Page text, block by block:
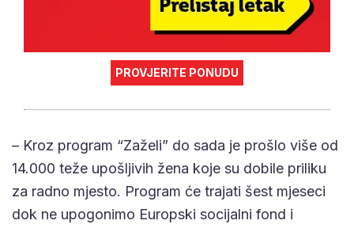
PROVJERITE PONUDU
– Kroz program “Zaželi” do sada je prošlo više od
14.000 teže upošljivih žena koje su dobile priliku
za radno mjesto. Program će trajati šest mjeseci
dok ne upogonimo Europski socijalni fond i